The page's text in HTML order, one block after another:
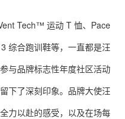
Tech™ 运动 T 恤、Pace
综合跑训鞋等，一直都是汪
与品牌标志性年度社区活动
下了深刻印象。品牌大使汪
力以赴的感受，以及在场每